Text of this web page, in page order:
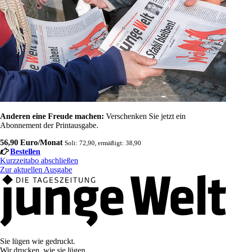
Anderen eine Freude machen: Verschenken Sie jetzt ein
Abonnement der Printausgabe.
56,90 Euro/Monat Soli: 72,90, ermäßigt: 38,90
Bestellen
Kurzzeitabo abschließen
Zur aktuellen Ausgabe
Sie lügen wie gedruckt.
Wir drucken, wie sie lügen.